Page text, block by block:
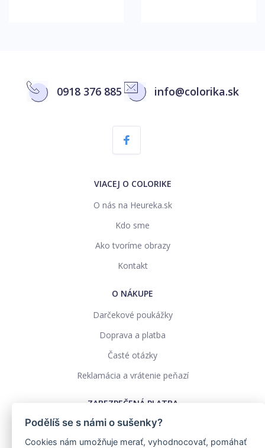
0918 376 885 info@colorika.sk
VIACEJ O COLORIKE
O nás na Heureka.sk
Kdo sme
Ako tvoríme obrazy
Kontakt
O NÁKUPE
Darčekové poukážky
Doprava a platba
Časté otázky
Reklamácia a vrátenie peňazí
ZABEZPEČENÁ PLATBA
Podělíš se s námi o sušenky?
Cookies nám umožňuje merať, vyhodnocovať, pomáhať